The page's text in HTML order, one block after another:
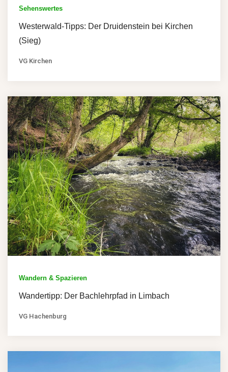
Sehenswertes
Westerwald-Tipps: Der Druidenstein bei Kirchen
(Sieg)
VG Kirchen
Wandern & Spazieren
Wandertipp: Der Bachlehrpfad in Limbach
VG Hachenburg